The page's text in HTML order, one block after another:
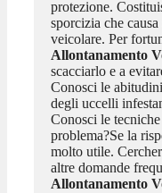
protezione.
sporcizia che
veicolare. Per
Allontanamento
scacciarlo e a
Conosci le
degli uccelli
Conosci le
problema?Se la
molto utile.
altre domande
Allontanamento